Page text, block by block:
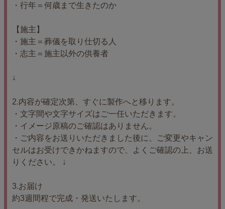
・行年＝何歳まで生きたのか
【施主】
・施主＝葬儀を取り仕切る人
・志主＝施主以外の供養者
↓
2.内容が確定次第、すぐに製作へと移ります。
・文字間や文字サイズはご一任いただきます。
・イメージ原稿のご確認はありません。
・ご内容をお送りいただきました後に、ご変更やキャン
セルはお受けできかねますので、よくご確認の上、お送
りください。 ↓
3.お届け
約3週間程で完成・発送いたします。